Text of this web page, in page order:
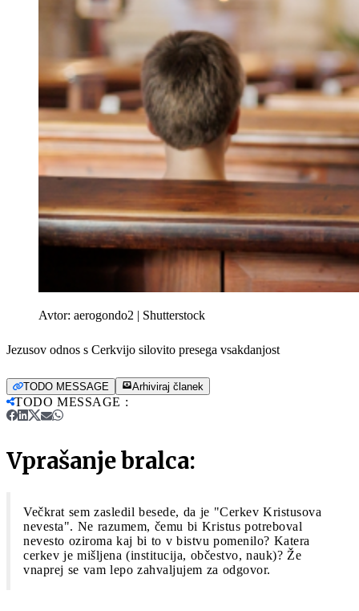
Avtor: aerogondo2 | Shutterstock
Jezusov odnos s Cerkvijo silovito presega vsakdanjost
TODO MESSAGE Arhiviraj članek
TODO MESSAGE :
Vprašanje bralca:
Večkrat sem zasledil besede, da je "Cerkev Kristusova
nevesta". Ne razumem, čemu bi Kristus potreboval
nevesto oziroma kaj bi to v bistvu pomenilo? Katera
cerkev je mišljena (institucija, občestvo, nauk)? Že
vnaprej se vam lepo zahvaljujem za odgovor.